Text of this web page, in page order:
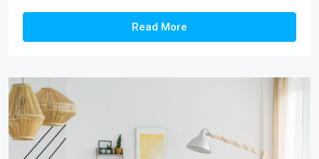
Read More